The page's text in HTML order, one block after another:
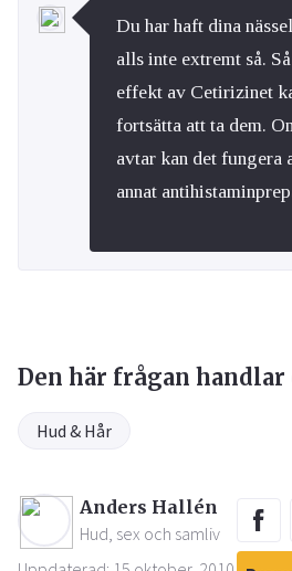
Du har haft dina
alls inte extremt så.
effekt av Cetirizinet
fortsätta att ta dem.
avtar kan det fungera
annat
Den här frågan handlar
Hud & Hår
Anders Hallén
Hud, sex och samliv